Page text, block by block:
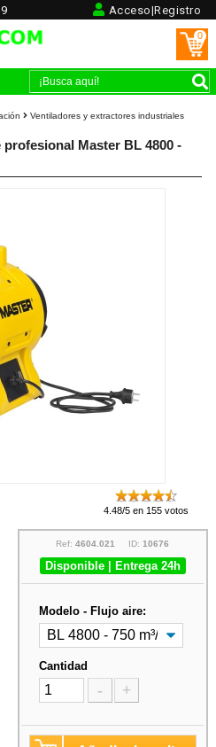
Acceso|Registro
0
Ventiladores y extractores industriales
Master BL 4800 -
4.48/5 en 155 votos
Ref:4604.021 ID:10676
Disponible | Entrega 24h
Modelo - Flujo aire:
Cantidad
- +